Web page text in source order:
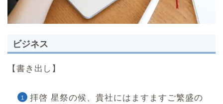
ビジネス
【書き出し】
拝啓 星祭の候、貴社にはますますご繁盛の